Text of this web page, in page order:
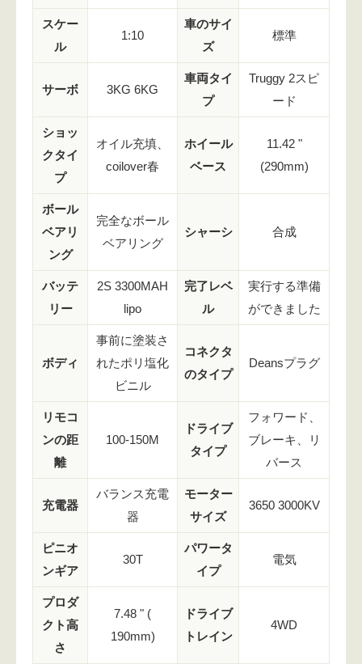
スケー
ル
1:10
車のサイ
ズ
標準
サーボ 3KG 6KG
車両タイ
プ
Truggy 2スピ
ード
ショッ
クタイ
プ
オイル充填、
coilover春
ホイール
ベース
11.42 "
(290mm)
ボール
ベアリ
ング
完全なボール
ベアリング
シャーシ 合成
バッテ
リー
2S 3300MAH
lipo
完了レベ
ル
実行する準備
ができました
ボディ
事前に塗装さ
れたポリ塩化
ビニル
コネクタ
のタイプ
Deansプラグ
リモコ
ンの距
離
100-150M
ドライブ
タイプ
フォワード、
ブレーキ、リ
バース
充電器
バランス充電
器
モーター
サイズ
3650 3000KV
ピニオ
ンギア
30T
パワータ
イプ
電気
プロダ
クト高
さ
7.48 " (
190mm)
ドライブ
トレイン
4WD